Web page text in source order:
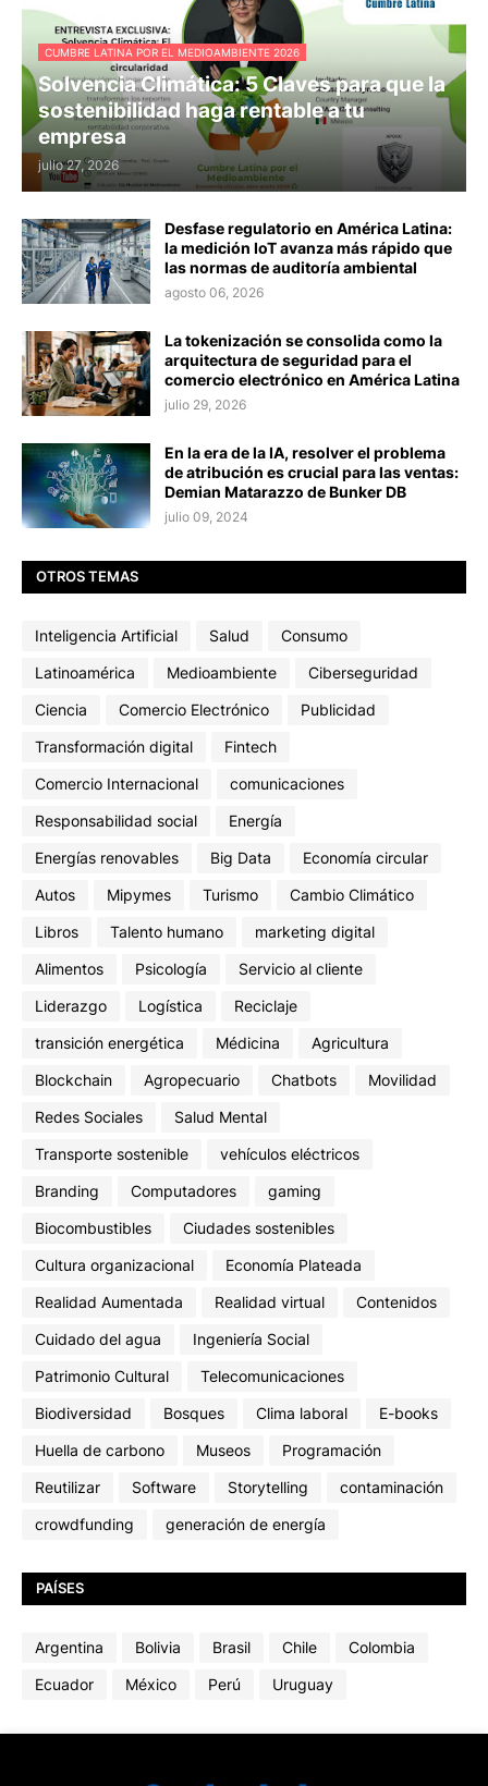
CUMBRE LATINA POR EL MEDIOAMBIENTE 2026
Solvencia Climática: 5 Claves para que la
sostenibilidad haga rentable a tu
empresa
julio 27, 2026
Desfase regulatorio en América Latina:
la medición IoT avanza más rápido que
las normas de auditoría ambiental
agosto 06, 2026
La tokenización se consolida como la
arquitectura de seguridad para el
comercio electrónico en América Latina
julio 29, 2026
En la era de la IA, resolver el problema
de atribución es crucial para las ventas:
Demian Matarazzo de Bunker DB
julio 09, 2024
OTROS TEMAS
Inteligencia Artificial Salud
Consumo
Latinoamérica
Medioambiente
Ciberseguridad
Ciencia
Comercio Electrónico
Publicidad
Transformación digital
Fintech
Comercio Internacional
comunicaciones
Responsabilidad social
Energía
Energías renovables
Big Data
Economía circular
Autos
Mipymes Turismo
Cambio Climático
Libros
Talento humano
marketing digital
Alimentos
Psicología
Servicio al cliente
Liderazgo
Logística
Reciclaje
transición energética
Médicina
Agricultura
Blockchain
Agropecuario Chatbots
Movilidad
Redes Sociales
Salud Mental
Transporte sostenible
vehículos eléctricos
Branding
Computadores
gaming
Biocombustibles
Ciudades sostenibles
Cultura organizacional
Economía Plateada
Realidad Aumentada
Realidad virtual
Contenidos
Cuidado del agua
Ingeniería Social
Patrimonio Cultural
Telecomunicaciones
Biodiversidad
Bosques Clima laboral
E-books
Huella de carbono
Museos
Programación
Reutilizar
Software Storytelling
contaminación
crowdfunding
generación de energía
PAÍSES
Argentina Bolivia Brasil Chile
Colombia
Ecuador
México Perú Uruguay